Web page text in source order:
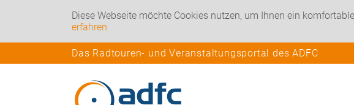
Diese Webseite möchte Cookies nutzen, um Ihnen ein
erfahren
Das Radtouren- und Veranstaltungsportal des ADFC